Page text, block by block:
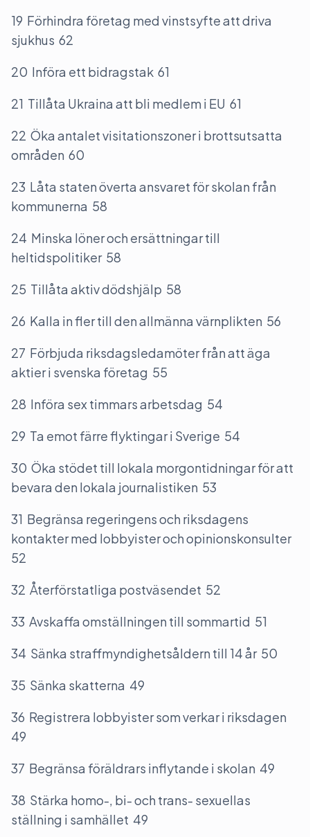
19 Förhindra företag med vinstsyfte att driva
sjukhus 62
20 Införa ett bidragstak 61
21 Tillåta Ukraina att bli medlem i EU 61
22 Öka antalet visitationszoner i brottsutsatta
områden 60
23 Låta staten överta ansvaret för skolan från
kommunerna 58
24 Minska löner och ersättningar till
heltidspolitiker 58
25 Tillåta aktiv dödshjälp 58
26 Kalla in fler till den allmänna värnplikten 56
27 Förbjuda riksdagsledamöter från att äga
aktier i svenska företag 55
28 Införa sex timmars arbetsdag 54
29 Ta emot färre flyktingar i Sverige 54
30 Öka stödet till lokala morgontidningar för att
bevara den lokala journalistiken 53
31 Begränsa regeringens och riksdagens
kontakter med lobbyister och opinionskonsulter
52
32 Återförstatliga postväsendet 52
33 Avskaffa omställningen till sommartid 51
34 Sänka straffmyndighetsåldern till 14 år 50
35 Sänka skatterna 49
36 Registrera lobbyister som verkar i riksdagen
49
37 Begränsa föräldrars inflytande i skolan 49
38 Stärka homo-, bi- och trans- sexuellas
ställning i samhället 49